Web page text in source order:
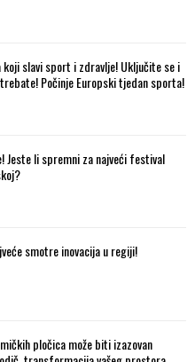
slavi sport i zdravlje! Uključite se i
Počinje Europski tjedan sporta!
Jeste li spremni za najveći festival
smotre inovacija u regiji!
pločica može biti izazovan